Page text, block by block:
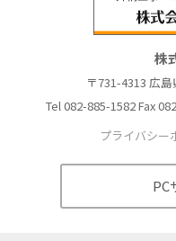
株
〒731-4313 広
Tel 082-885-1582Fax
プライバシー
PC